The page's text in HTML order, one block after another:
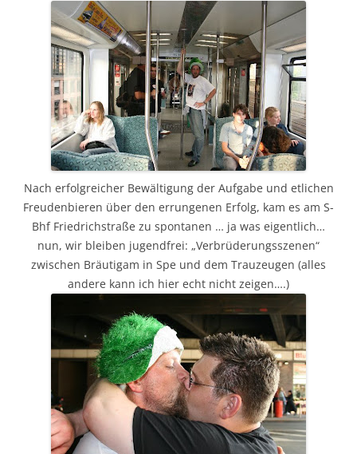
Nach erfolgreicher Bewältigung der Aufgabe und etlichen
Freudenbieren über den errungenen Erfolg, kam es am S-
Bhf Friedrichstraße zu spontanen … ja was eigentlich…
nun, wir bleiben jugendfrei: „Verbrüderungsszenen“
zwischen Bräutigam in Spe und dem Trauzeugen (alles
andere kann ich hier echt nicht zeigen….)